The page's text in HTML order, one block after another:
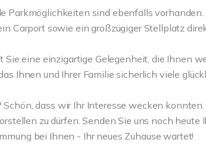
Parkmöglichkeiten sind ebenfalls
Carport sowie ein großzügiger Stellplatz
Sie eine einzigartige Gelegenheit, die Ihnen
Ihnen und Ihrer Familie sicherlich viele
Schön, dass wir Ihr Interesse wecken
zu dürfen. Senden Sie uns noch
bei Ihnen - Ihr neues Zuhause wartet!